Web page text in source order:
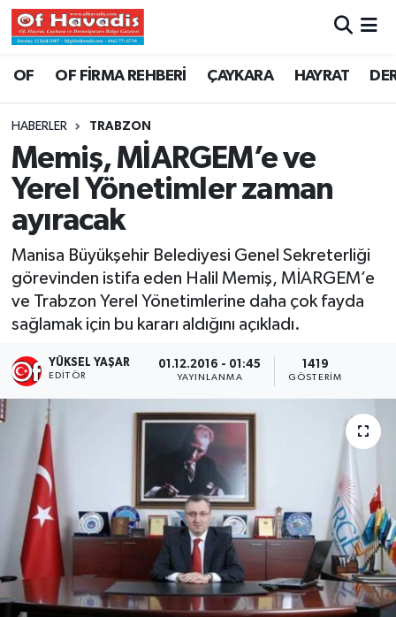
OF OF FİRMA REHBERİ ÇAYKARA HAYRAT
HABERLER TRABZON
Memiş, MİARGEM’e ve
Yerel Yönetimler zaman
ayıracak
Manisa Büyükşehir Belediyesi Genel Sekreterliği
görevinden istifa eden Halil Memiş, MİARGEM’e
ve Trabzon Yerel Yönetimlerine daha çok fayda
sağlamak için bu kararı aldığını açıkladı.
YÜKSEL YAŞAR
EDITÖR
01.12.2016 - 01:45
YAYINLANMA
1419
GÖSTERIM
Trabzon Nöbetçi Eczaneler
Trabzon Namaz Vakitleri
Trabzon Trafik Yoğunluk Haritası
Süper Lig Puan Durumu ve Fikstür
Tüm Manşetler
Son Dakika Haberleri
Haber Arşivi